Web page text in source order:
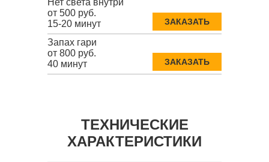
Нет света внутри
от 500 руб.
15-20 минут
ЗАКАЗАТЬ
Запах гари
от 800 руб.
40 минут
ЗАКАЗАТЬ
ТЕХНИЧЕСКИЕ
ХАРАКТЕРИСТИКИ